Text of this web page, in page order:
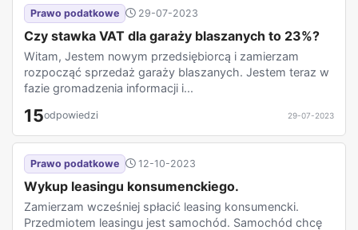
Prawo podatkowe 29-07-2023
Czy stawka VAT dla garaży blaszanych to 23%?
Witam, Jestem nowym przedsiębiorcą i zamierzam
rozpocząć sprzedaż garaży blaszanych. Jestem teraz w
fazie gromadzenia informacji i...
15odpowiedzi 29-07-2023
Prawo podatkowe 12-10-2023
Wykup leasingu konsumenckiego.
Zamierzam wcześniej spłacić leasing konsumencki.
Przedmiotem leasingu jest samochód. Samochód chcę